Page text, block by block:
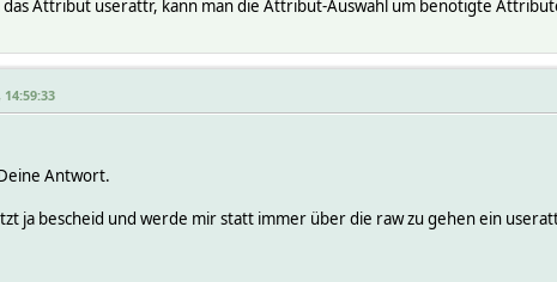
17:07:47 temperature 7
Attribut userattr, kann man die Attribut-Auswahl um benötigte
Antwort.
ja bescheid und werde mir statt immer über die raw zu gehen ein